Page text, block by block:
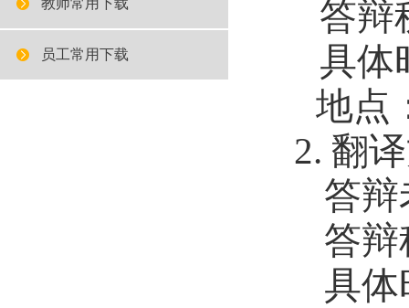
教师常用下载
员工常用下载
答辩
具体
地点
2. 翻
答辩
答辩
具体